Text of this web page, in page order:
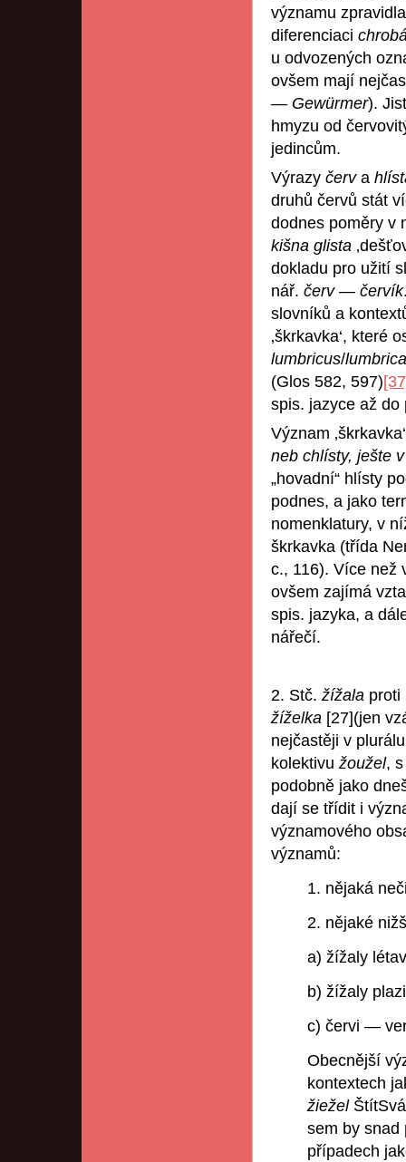
významu
diferenciaci
u odvozených
ovšem mají
— Gewürmer).
hmyzu od
jedincům.
Výrazy červ a
druhů červů stát
dodnes poměry v
kišna glista
dokladu pro užití
nář. červ — červík
slovníků a
‚škrkavka‘, které
lumbricus/lumbrica
(Glos 582, 597)
spis. jazyce až do
Význam
neb chlísty, ješte
„hovadní“ hlísty
podnes, a jako
nomenklatury, v
škrkavka (třída
c., 116). Více než
ovšem zajímá
spis. jazyka, a
nářečí.
2. Stč.žížala
žíželka [27](jen
nejčastěji v
kolektivužoužel,
podobně jako
dají se třídit i
významového
významů:
1. nějaká
2. nějaké
a) žížaly
b) žížaly
c) červi —
Obecnější
kontextech
žiežel
sem by snad
případech